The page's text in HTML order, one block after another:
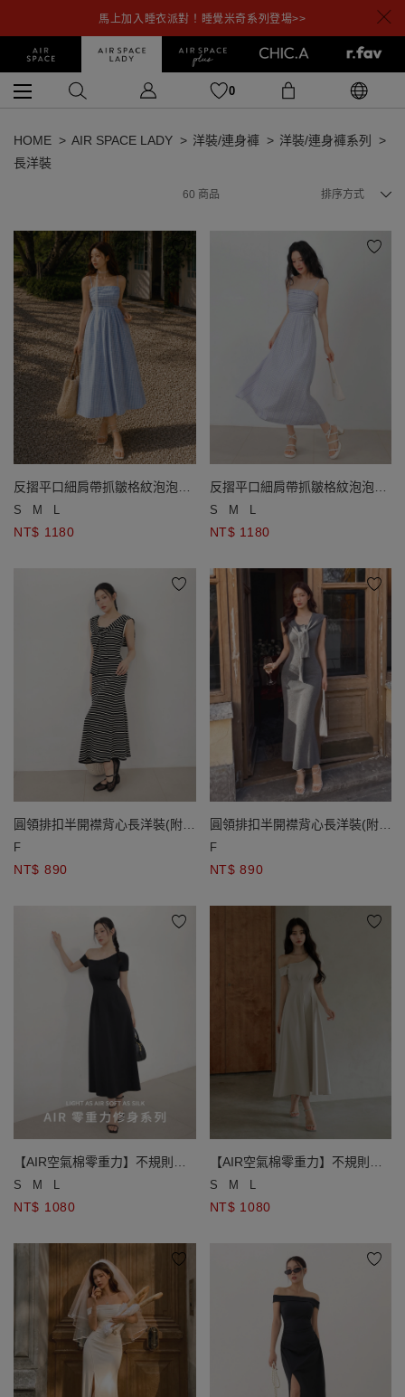
馬上加入睡衣派對！睡覺米奇系列登場>>
0
HOME AIR SPACE LADY 洋裝/連身褲
洋裝/連身褲系列
長洋裝
60 商品 排序方式
反摺平口細肩帶抓皺格紋泡泡紗
長洋裝(附胸墊)
S M L
NT$ 1180
反摺平口細肩帶抓皺格紋泡泡紗
長洋裝(附胸墊)
S M L
NT$ 1180
圓領排扣半開襟背心長洋裝(附披
肩) 素色款/條紋款
F
NT$ 890
圓領排扣半開襟背心長洋裝(附披
肩) 素色款/條紋款
F
NT$ 890
【AIR空氣棉零重力】不規則斜
肩修身長洋裝(附胸墊)
S M L
NT$ 1080
【AIR空氣棉零重力】不規則斜
肩修身長洋裝(附胸墊)
S M L
NT$ 1080